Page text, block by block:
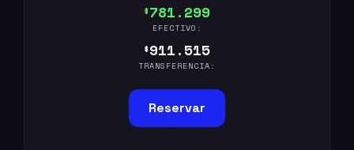
$781.299
EFECTIVO:
$911.515
TRANSFERENCIA:
Reservar